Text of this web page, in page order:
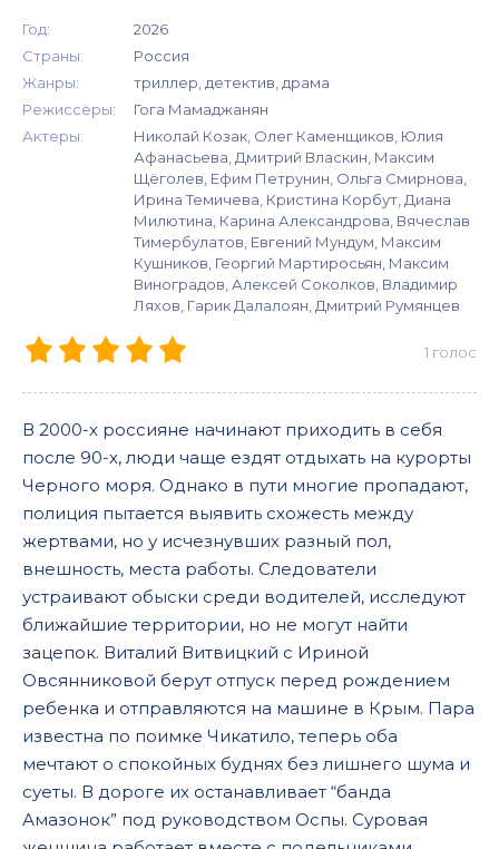
Год:
2026
Страны:
Россия
Жанры:
триллер, детектив, драма
Режиссёры:
Гога Мамаджанян
Актеры:
Николай Козак, Олег Каменщиков, Юлия
Афанасьева, Дмитрий Власкин, Максим
Щёголев, Ефим Петрунин, Ольга Смирнова,
Ирина Темичева, Кристина Корбут, Диана
Милютина, Карина Александрова, Вячеслав
Тимербулатов, Евгений Мундум, Максим
Кушников, Георгий Мартиросьян, Максим
Виноградов, Алексей Соколков, Владимир
Ляхов, Гарик Далалоян, Дмитрий Румянцев
1 голос
В 2000-х россияне начинают приходить в себя
после 90-х, люди чаще ездят отдыхать на курорты
Черного моря. Однако в пути многие пропадают,
полиция пытается выявить схожесть между
жертвами, но у исчезнувших разный пол,
внешность, места работы. Следователи
устраивают обыски среди водителей, исследуют
ближайшие территории, но не могут найти
зацепок. Виталий Витвицкий с Ириной
Овсянниковой берут отпуск перед рождением
ребенка и отправляются на машине в Крым. Пара
известна по поимке Чикатило, теперь оба
мечтают о спокойных буднях без лишнего шума и
суеты. В дороге их останавливает “банда
Амазонок” под руководством Оспы. Суровая